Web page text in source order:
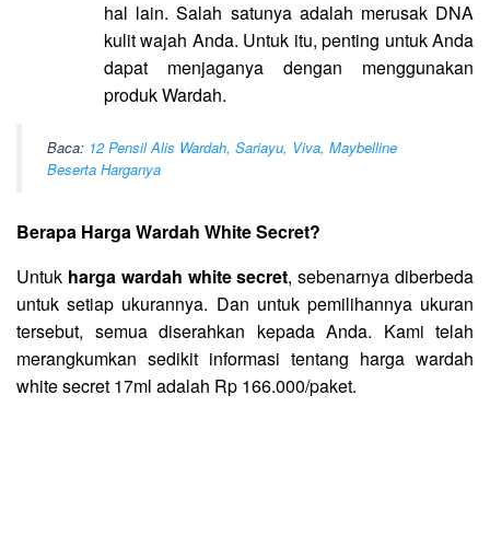
hal lain. Salah satunya adalah merusak DNA
kulit wajah Anda. Untuk itu, penting untuk Anda
dapat menjaganya dengan menggunakan
produk Wardah.
Baca: 12 Pensil Alis Wardah, Sariayu, Viva, Maybelline
Beserta Harganya
Berapa Harga Wardah White Secret?
Untuk harga wardah white secret, sebenarnya diberbeda
untuk setiap ukurannya. Dan untuk pemilihannya ukuran
tersebut, semua diserahkan kepada Anda. Kami telah
merangkumkan sedikit informasi tentang harga wardah
white secret 17ml adalah Rp 166.000/paket.